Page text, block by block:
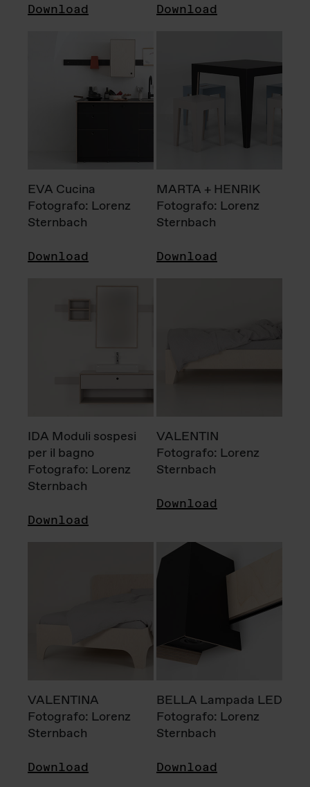
Download Download
EVA Cucina
Fotografo: Lorenz
Sternbach
Download
MARTA + HENRIK
Fotografo: Lorenz
Sternbach
Download
IDA Moduli sospesi
per il bagno
Fotografo: Lorenz
Sternbach
Download
VALENTIN
Fotografo: Lorenz
Sternbach
Download
VALENTINA
Fotografo: Lorenz
Sternbach
Download
BELLA Lampada LED
Fotografo: Lorenz
Sternbach
Download